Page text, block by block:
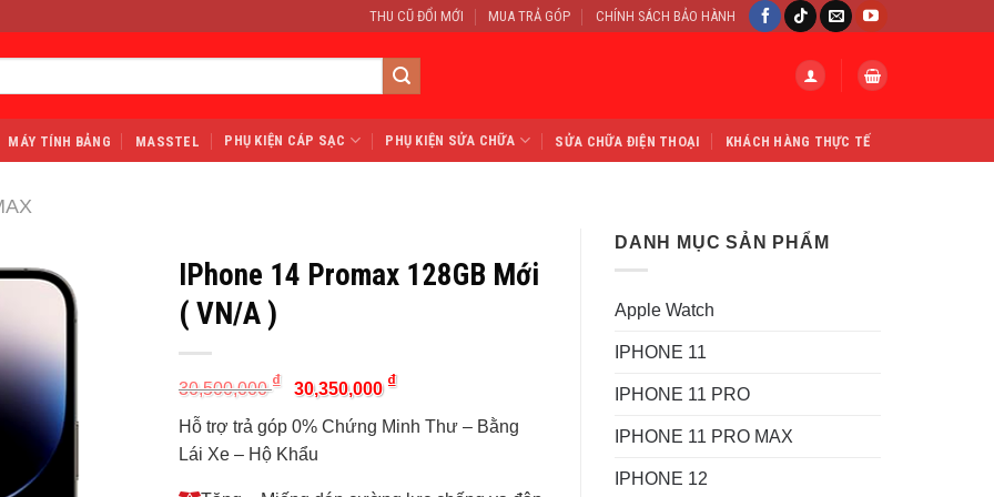
THU CŨ ĐỔI MỚI MUA TRẢ GÓP CHÍNH SÁCH BẢO HÀNH
MÁY TÍNH BẢNG MASSTEL PHỤ KIỆN CÁP SẠC PHỤ KIỆN SỬA CHỮA SỬA CHỮA ĐIỆN THOẠI KHÁCH HÀNG THỰC TẾ
DANH MỤC SẢN PHẨM
Apple Watch
IPHONE 11
IPHONE 11 PRO
IPHONE 11 PRO MAX
IPHONE 12
IPhone 14 Promax 128GB Mới
( VN/A )
30,500,000₫
Original
price
was:
30,500,000 ₫.
30,350,000 ₫Current
is:
30,350,000 ₫.
Hỗ trợ trả góp 0% Chứng Minh Thư – Bằng
Lái Xe – Hộ Khẩu